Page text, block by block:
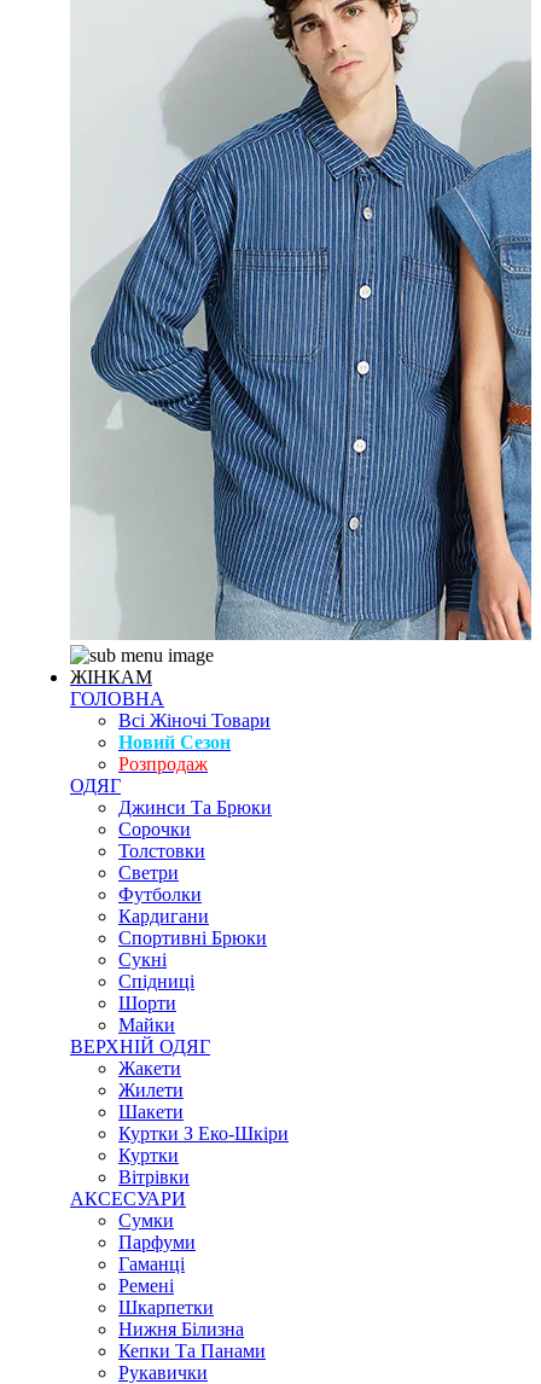
ЖІНКАМ
ГОЛОВНА
Всі Жіночі Товари
Новий Сезон
Розпродаж
ОДЯГ
Джинси Та Брюки
Сорочки
Толстовки
Светри
Футболки
Кардигани
Спортивні Брюки
Сукні
Спідниці
Шорти
Майки
ВЕРХНІЙ ОДЯГ
Жакети
Жилети
Шакети
Куртки З Еко-Шкіри
Куртки
Вітрівки
АКСЕСУАРИ
Сумки
Парфуми
Гаманці
Ремені
Шкарпетки
Нижня Білизна
Кепки Та Панами
Рукавички